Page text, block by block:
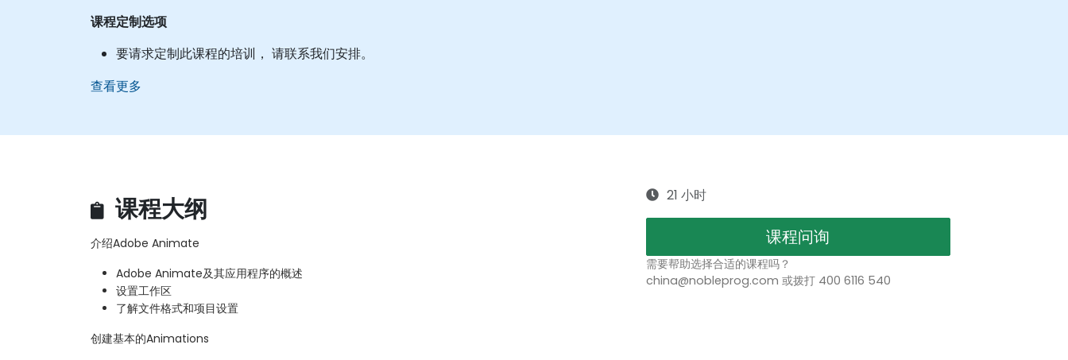
课程定制选项
要请求定制此课程的培训， 请联系我们安排。
查看更多
课程大纲
介绍Adobe Animate
Adobe Animate及其应用程序的概述
设置工作区
了解文件格式和项目设置
创建基本的Animations
21 小时
课程问询
需要帮助选择合适的课程吗？
china@nobleprog.com 或拨打 400 6116 540